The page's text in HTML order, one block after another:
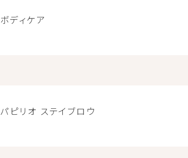
ボディケア
パピリオ ステイブロウ